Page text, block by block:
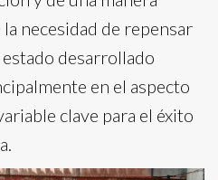
necesidad de repensar
desarrollado
en el aspecto
clave para el éxito